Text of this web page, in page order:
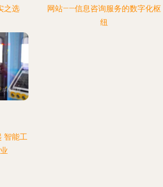
之选
网站——信息咨询服务的数字化枢
纽
智能工